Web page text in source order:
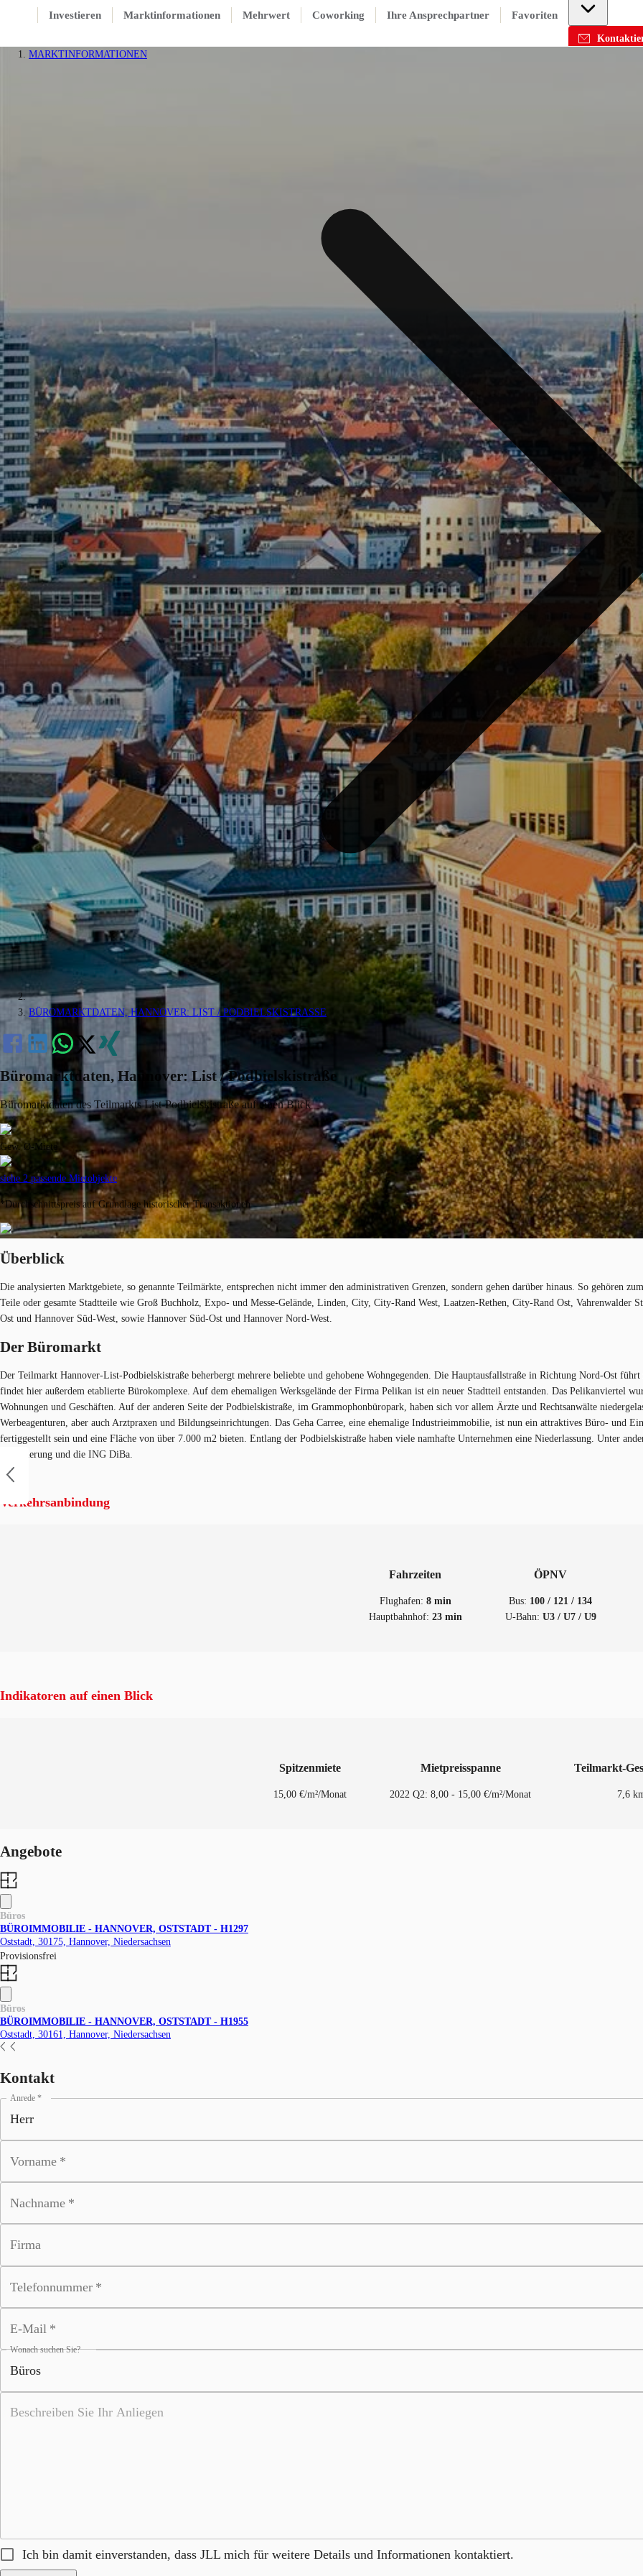
Investieren Marktinformationen Mehrwert Coworking Ihre Ansprechpartner Favoriten
MARKTINFORMATIONEN
BÜROMARKTDATEN, HANNOVER: LIST / PODBIELSKISTRASSE
Büromarktdaten, Hannover: List / Podbielskistraße
Büromarktdaten des Teilmarkts List-Podbielskistraßeauf einen Blick
Gew. Ø-Miete
siehe 2 passende Mietobjekte
*Durchschnittspreis auf Grundlage historischer Transaktionen
Überblick
Die analysierten Marktgebiete, so genannte Teilmärkte, entsprechen nicht immer den administrativen Grenzen, sondern gehen darüber hinaus. So gehören
Teile oder gesamte Stadtteile wie Groß Buchholz, Expo- und Messe-Gelände, Linden, City, City-Rand West, Laatzen-Rethen, City-Rand Ost, Vahrenwalder
Ost und Hannover Süd-West, sowie Hannover Süd-Ost und Hannover Nord-West.
Der Büromarkt
Der Teilmarkt Hannover-List-Podbielskistraße beherbergt mehrere beliebte und gehobene Wohngegenden. Die Hauptausfallstraße in Richtung Nord-Ost
findet hier außerdem etablierte Bürokomplexe. Auf dem ehemaligen Werksgelände der Firma Pelikan ist ein neuer Stadtteil entstanden. Das Pelikanviertel
Wohnungen und Geschäften. Auf der anderen Seite der Podbielskistraße, im Grammophonbüropark, haben sich vor allem Ärzte und Rechtsanwälte
Werbeagenturen, aber auch Arztpraxen und Bildungseinrichtungen. Das Geha Carree, eine ehemalige Industrieimmobilie, ist nun ein attraktives Büro- und
fertiggestellt sein und eine Fläche von über 7.000 m2 bieten. Entlang der Podbielskistraße haben viele namhafte Unternehmen eine Niederlassung. Unter
Versicherung und die ING DiBa.
Verkehrsanbindung
Fahrzeiten
Flughafen: 8 min
Hauptbahnhof: 23 min
ÖPNV
Bus: 100 / 121 / 134
U-Bahn: U3 / U7 / U9
Indikatoren auf einen Blick
Spitzenmiete
15,00 €/m²/Monat
Mietpreisspanne
2022 Q2: 8,00 - 15,00 €/m²/Monat
Teilmarkt-
7,6
Angebote
Büros
BÜROIMMOBILIE - HANNOVER, OSTSTADT - H1297
Oststadt, 30175, Hannover, Niedersachsen
Provisionsfrei
Büros
BÜROIMMOBILIE - HANNOVER, OSTSTADT - H1955
Oststadt, 30161, Hannover, Niedersachsen
Kontakt
Anrede *
Vorname *
Nachname *
Firma
Telefonnummer *
E-Mail *
Wonach suchen Sie?
Ich bin damit einverstanden, dass JLL mich für weitere Details und Informationen kontaktiert.